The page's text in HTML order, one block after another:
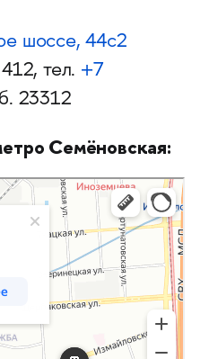
шоссе, 44с2
тел. +7
23312
Семёновская: